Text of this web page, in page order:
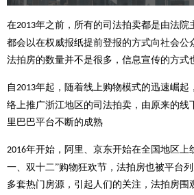
在2013年之前，所有的司法拍卖都是由法院
都会以在权威报纸提前登报的方式向社会公
法拍房的数量并不是很多，信息宣传的方式
自2013年起，随着线上购物模式的迅速崛起
络上推广浙江地区的司法拍卖，由原来的线
里巴巴平台不断的成熟
2016年开始，阿里、京东开始在全国地区上
一、双十二”购物狂欢节，法拍房也被平台
多套热门房源，引起人们的关注，法拍房围